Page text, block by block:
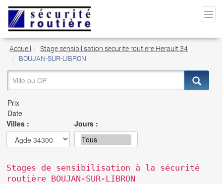
Accueil
Stage sensibilisation securite routiere Herault 34
BOUJAN-SUR-LIBRON
Villes : Jours :
Stages de sensibilisation à la sécurité
routière BOUJAN-SUR-LIBRON